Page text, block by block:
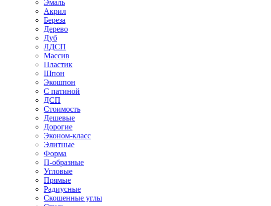
Эмаль
Акрил
Береза
Дерево
Дуб
ЛДСП
Массив
Пластик
Шпон
Экошпон
С патиной
ДСП
Стоимость
Дешевые
Дорогие
Эконом-класс
Элитные
Форма
П-образные
Угловые
Прямые
Радиусные
Скошенные углы